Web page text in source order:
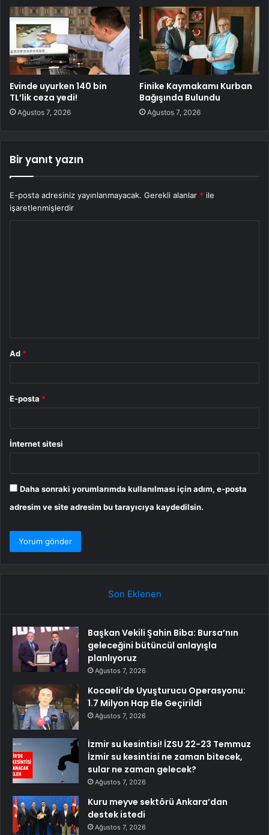
Evinde uyurken 140 bin
TL’lik ceza yedi!
Ağustos 7, 2026
Finike Kaymakamı Kurban
Bağışında Bulundu
Ağustos 7, 2026
Bir yanıt yazın
E-posta adresiniz yayınlanmayacak. Gerekli alanlar * ile
işaretlenmişlerdir
Ad *
E-posta *
İnternet sitesi
Daha sonraki yorumlarımda kullanılması için adım, e-posta
adresim ve site adresim bu tarayıcıya kaydedilsin.
Son Eklenen
Başkan Vekili Şahin Biba: Bursa’nın
geleceğini bütüncül anlayışla
planlıyoruz
Ağustos 7, 2026
Kocaeli’de Uyuşturucu Operasyonu:
1.7 Milyon Hap Ele Geçirildi
Ağustos 7, 2026
İzmir su kesintisi! İZSU 22-23 Temmuz
İzmir su kesintisi ne zaman bitecek,
sular ne zaman gelecek?
Ağustos 7, 2026
Kuru meyve sektörü Ankara’dan
destek istedi
Ağustos 7, 2026